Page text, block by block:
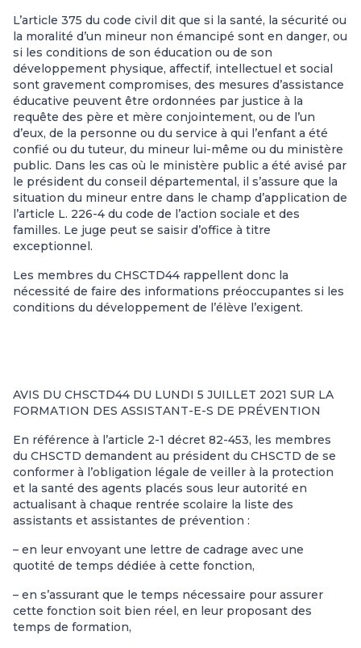
L’article 375 du code civil dit que si la santé, la sécurité ou
la moralité d’un mineur non émancipé sont en danger, ou
si les conditions de son éducation ou de son
développement physique, affectif, intellectuel et social
sont gravement compromises, des mesures d’assistance
éducative peuvent être ordonnées par justice à la
requête des père et mère conjointement, ou de l’un
d’eux, de la personne ou du service à qui l’enfant a été
confié ou du tuteur, du mineur lui-même ou du ministère
public. Dans les cas où le ministère public a été avisé par
le président du conseil départemental, il s’assure que la
situation du mineur entre dans le champ d’application de
l’article L. 226-4 du code de l’action sociale et des
familles. Le juge peut se saisir d’office à titre
exceptionnel.
Les membres du CHSCTD44 rappellent donc la
nécessité de faire des informations préoccupantes si les
conditions du développement de l’élève l’exigent.
AVIS DU CHSCTD44 DU LUNDI 5 JUILLET 2021 SUR LA
FORMATION DES ASSISTANT-E-S DE PRÉVENTION
En référence à l’article 2-1 décret 82-453, les membres
du CHSCTD demandent au président du CHSCTD de se
conformer à l’obligation légale de veiller à la protection
et la santé des agents placés sous leur autorité en
actualisant à chaque rentrée scolaire la liste des
assistants et assistantes de prévention :
– en leur envoyant une lettre de cadrage avec une
quotité de temps dédiée à cette fonction,
– en s’assurant que le temps nécessaire pour assurer
cette fonction soit bien réel, en leur proposant des
temps de formation,